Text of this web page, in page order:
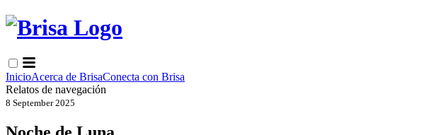
InicioAcerca de BrisaConecta con Brisa
Relatos de navegación
8 September 2025